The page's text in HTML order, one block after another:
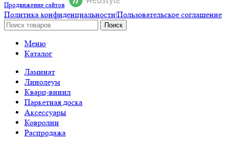
Продвижение сайтов
Политика конфиденциальности|Пользовательское соглашение
Поиск
Меню
Каталог
Ламинат
Линолеум
Кварц-винил
Паркетная доска
Аксессуары
Ковролин
Распродажа